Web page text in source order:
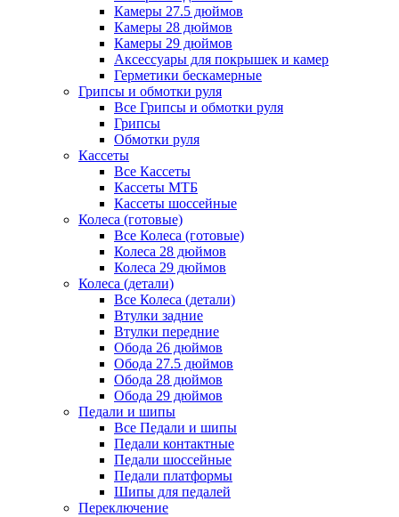
Камеры 27.5 дюймов
Камеры 28 дюймов
Камеры 29 дюймов
Аксессуары для покрышек и камер
Герметики бескамерные
Грипсы и обмотки руля
Все Грипсы и обмотки руля
Грипсы
Обмотки руля
Кассеты
Все Кассеты
Кассеты МТБ
Кассеты шоссейные
Колеса (готовые)
Все Колеса (готовые)
Колеса 28 дюймов
Колеса 29 дюймов
Колеса (детали)
Все Колеса (детали)
Втулки задние
Втулки передние
Обода 26 дюймов
Обода 27.5 дюймов
Обода 28 дюймов
Обода 29 дюймов
Педали и шипы
Все Педали и шипы
Педали контактные
Педали шоссейные
Педали платформы
Шипы для педалей
Переключение